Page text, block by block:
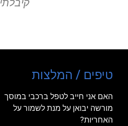
טיפים / המלצות
האם אני חייב לטפל ברכבי במוסך
מורשה יבואן על מנת לשמור על
האחריות?